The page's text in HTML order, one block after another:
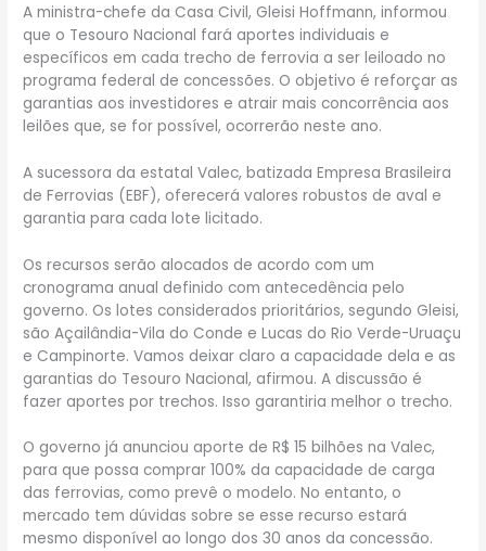
A ministra-chefe da Casa Civil, Gleisi Hoffmann, informou
que o Tesouro Nacional fará aportes individuais e
específicos em cada trecho de ferrovia a ser leiloado no
programa federal de concessões. O objetivo é reforçar as
garantias aos investidores e atrair mais concorrência aos
leilões que, se for possível, ocorrerão neste ano.
A sucessora da estatal Valec, batizada Empresa Brasileira
de Ferrovias (EBF), oferecerá valores robustos de aval e
garantia para cada lote licitado.
Os recursos serão alocados de acordo com um
cronograma anual definido com antecedência pelo
governo. Os lotes considerados prioritários, segundo Gleisi,
são Açailândia-Vila do Conde e Lucas do Rio Verde-Uruaçu
e Campinorte. Vamos deixar claro a capacidade dela e as
garantias do Tesouro Nacional, afirmou. A discussão é
fazer aportes por trechos. Isso garantiria melhor o trecho.
O governo já anunciou aporte de R$ 15 bilhões na Valec,
para que possa comprar 100% da capacidade de carga
das ferrovias, como prevê o modelo. No entanto, o
mercado tem dúvidas sobre se esse recurso estará
mesmo disponível ao longo dos 30 anos da concessão.